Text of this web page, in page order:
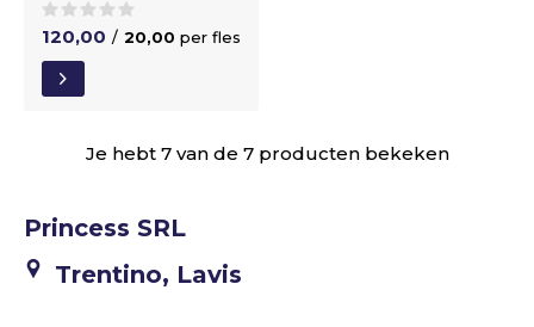
120,00 / 20,00 per fles
Je hebt 7 van de 7 producten bekeken
Princess SRL
Trentino, Lavis